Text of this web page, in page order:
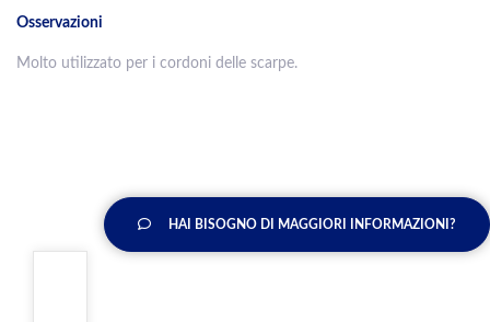
Osservazioni
Molto utilizzato per i cordoni delle scarpe.
HAI BISOGNO DI MAGGIORI INFORMAZIONI?